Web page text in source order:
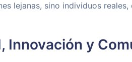
lejanas, sino individuos
Innovación y